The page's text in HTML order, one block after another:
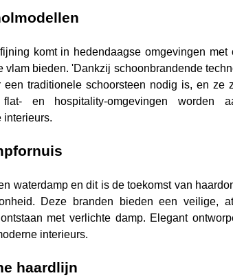
komt in hedendaagse omgevingen
vlam bieden. 'Dankzij schoonbrandende
een traditionele schoorsteen nodig is, en
flat- en hospitality-omgevingen worden
interieurs.
waterdamp en dit is de toekomst van
Deze branden bieden een veilige,
met verlichte damp. Elegant
interieurs.
haardlijn